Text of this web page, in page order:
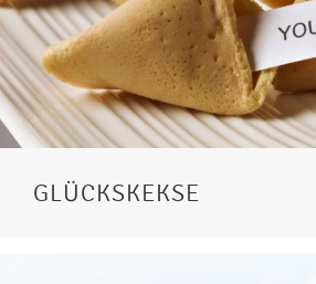
GLÜCKSKEKSE